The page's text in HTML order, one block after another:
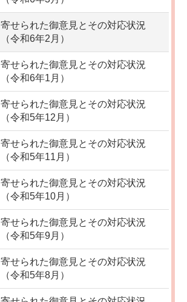
寄せられた御意見とその対応状況
（令和6年2月）
寄せられた御意見とその対応状況
（令和6年1月）
寄せられた御意見とその対応状況
（令和5年12月）
寄せられた御意見とその対応状況
（令和5年11月）
寄せられた御意見とその対応状況
（令和5年10月）
寄せられた御意見とその対応状況
（令和5年9月）
寄せられた御意見とその対応状況
（令和5年8月）